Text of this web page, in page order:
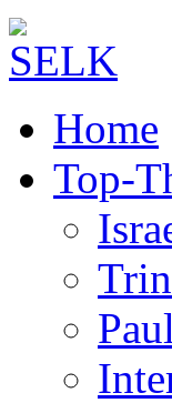
Home
Top-